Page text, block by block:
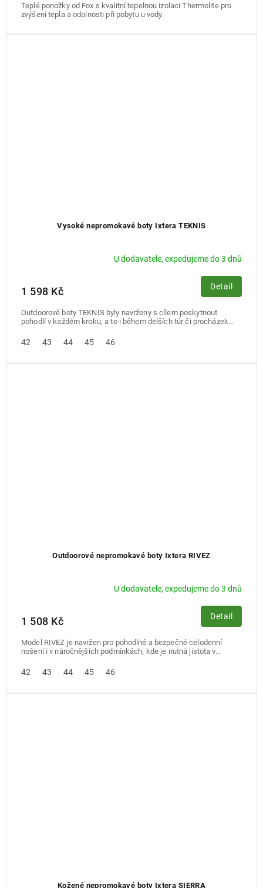
Teplé ponožky od Fox s kvalitní tepelnou izolaci Thermolite pro
zvýšení tepla a odolnosti při pobytu u vody.
Vysoké nepromokavé boty Ixtera TEKNIS
U dodavatele, expedujeme do 3 dnů
1 598 Kč Detail
Outdoorové boty TEKNIS byly navrženy s cílem poskytnout
pohodlí v každém kroku, a to i během delších túr či procházek...
42 43 44 45 46
Outdoorové nepromokavé boty Ixtera RIVEZ
U dodavatele, expedujeme do 3 dnů
1 508 Kč Detail
Model RIVEZ je navržen pro pohodlné a bezpečné celodenní
nošení i v náročnějších podmínkách, kde je nutná jistota v...
42 43 44 45 46
Kožené nepromokavé boty Ixtera SIERRA